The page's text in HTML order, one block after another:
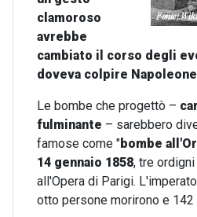
clamoroso
avrebbe
cambiato il corso degli
doveva colpire
Le bombe che progettò –
fulminante – sarebbero
famose come "bombe
14 gennaio 1858, tre
all'Opera di Parigi.
otto persone morirono e